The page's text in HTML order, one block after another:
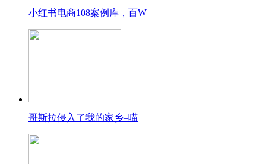
小红书电商108案例库，百W
哥斯拉侵入了我的家乡–喵